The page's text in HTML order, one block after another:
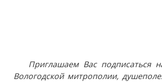
Приглашаем Вас подписаться
Вологодской митрополии,